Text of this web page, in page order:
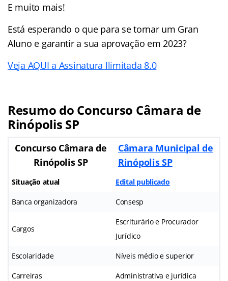
E muito mais!
Está esperando o que para se tornar um Gran
Aluno e garantir a sua aprovação em 2023?
Veja AQUI a Assinatura Ilimitada 8.0
Resumo do Concurso Câmara de
Rinópolis SP
Concurso Câmara de
Rinópolis SP
Câmara Municipal de
Rinópolis SP
Situação atual Edital publicado
Banca organizadora Consesp
Cargos
Escriturário e Procurador
Jurídico
Escolaridade Níveis médio e superior
Carreiras Administrativa e jurídica